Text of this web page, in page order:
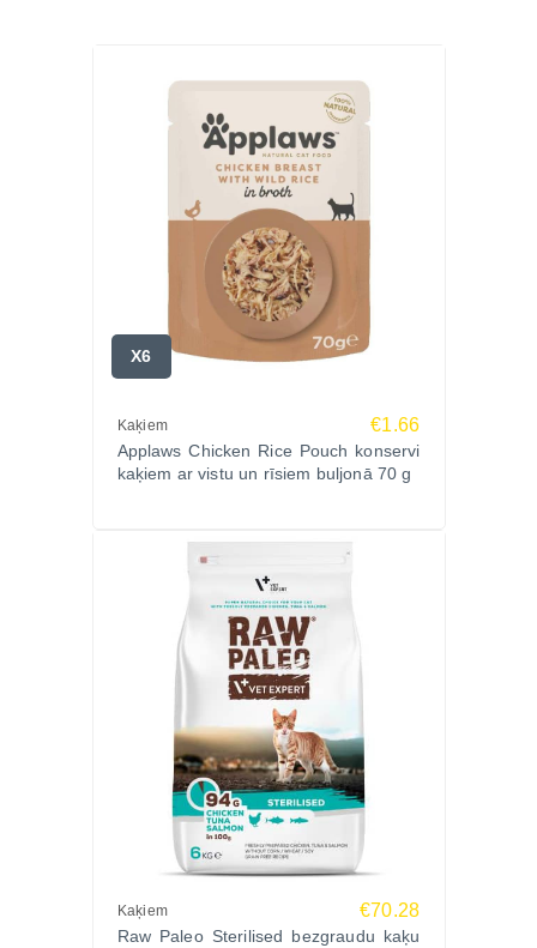
X6
Kaķiem €1.66
Applaws Chicken Rice Pouch konservi
kaķiem ar vistu un rīsiem buljonā 70 g
Kaķiem €70.28
Raw Paleo Sterilised bezgraudu kaķu